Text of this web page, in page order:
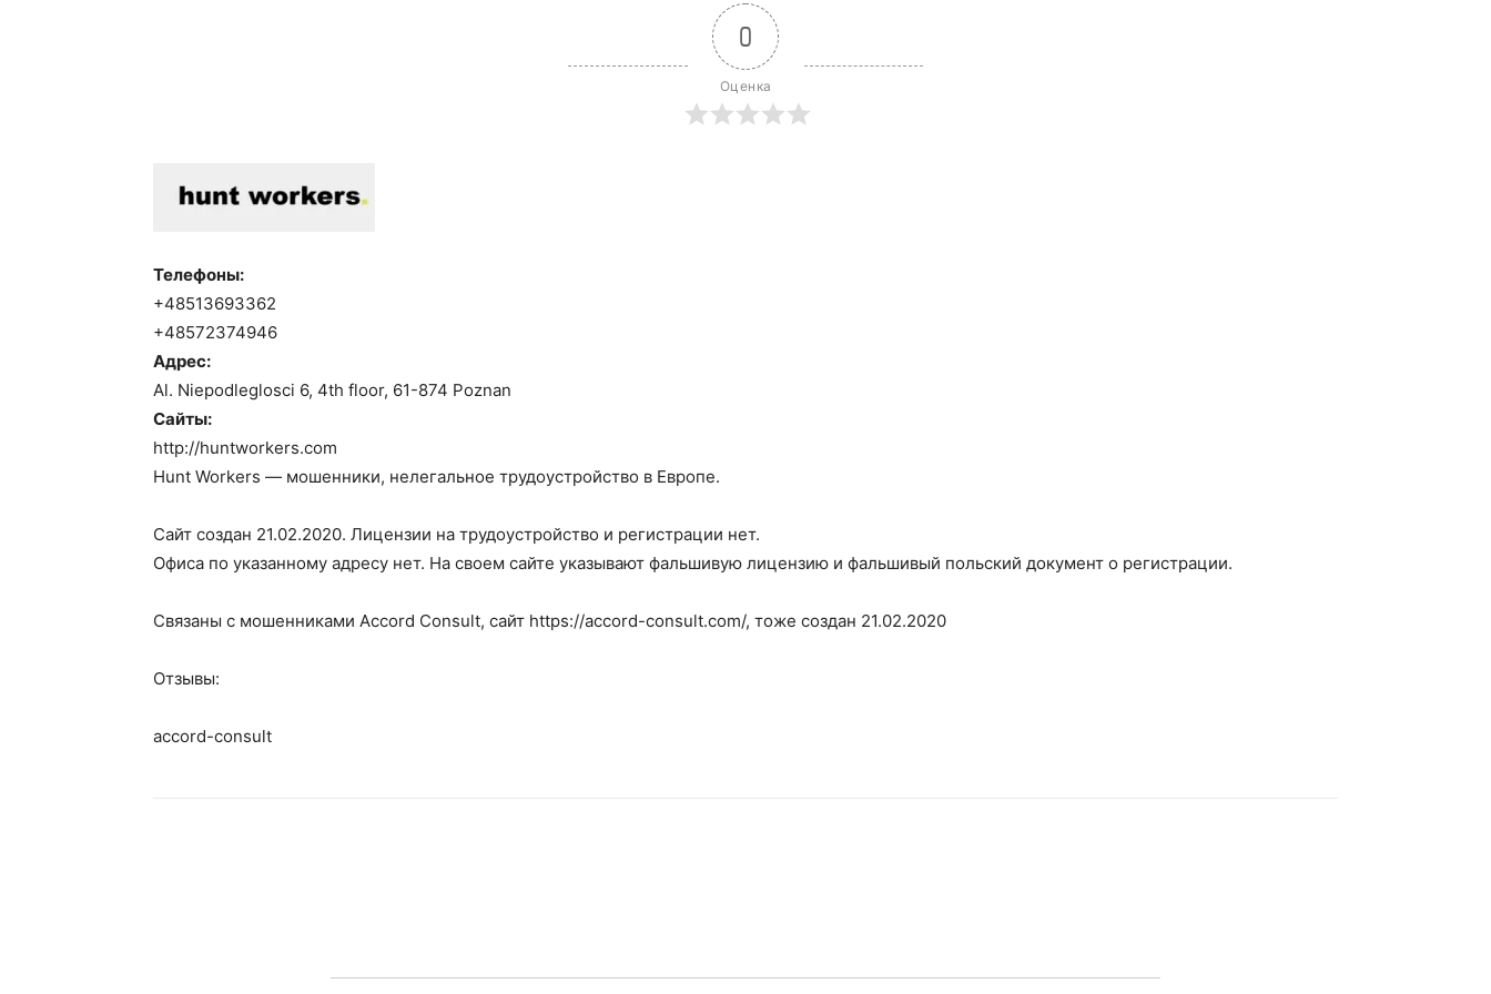
0
Оценка
Телефоны:
+48513693362
+48572374946
Адрес:
Al. Niepodleglosci 6, 4th floor, 61-874 Poznan
Сайты:
http://huntworkers.com
Hunt Workers — мошенники, нелегальное трудоустройство в Европе.
Сайт создан 21.02.2020. Лицензии на трудоустройство и регистрации нет.
Офиса по указанному адресу нет. На своем сайте указывают фальшивую лицензию и фальшивый польский документ о регистрации.
Связаны с мошенниками Accord Consult, сайт https://accord-consult.com/, тоже создан 21.02.2020
Отзывы:
accord-consult